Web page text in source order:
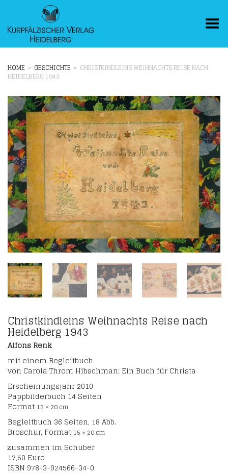
Toggle Menu
HOME » GESCHICHTE » CHRISTKINDLEINS WEIHNACHTS REISE NACH
HEIDELBERG 1943
+
Christkindleins Weihnachts Reise nach
Heidelberg 1943
Alfons Renk
mit einem Begleitbuch
von Carola Throm Hibschman: Ein Buch für Christa
Erscheinungsjahr 2010
Pappbilderbuch 14 Seiten
Format 15 × 20 cm
Begleitbuch 36 Seiten, 18 Abb.
Broschur, Format 15 × 20 cm
zusammen im Schuber
17,50 Euro
ISBN 978-3-924566-34-0